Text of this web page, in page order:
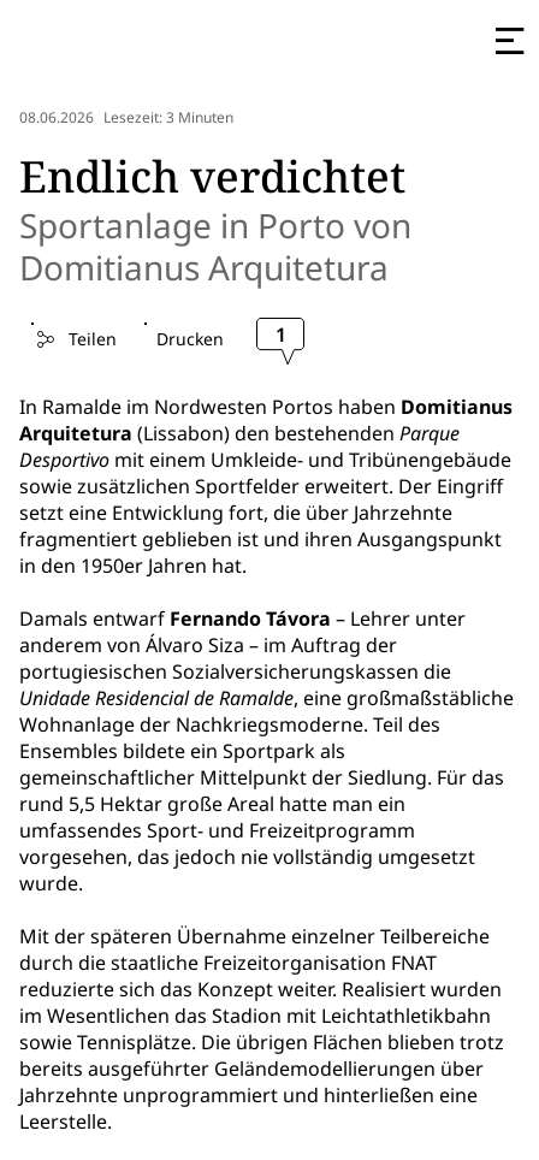
08.06.2026 Lesezeit: 3 Minuten
Endlich verdichtet
Sportanlage in Porto von
Domitianus Arquitetura
Teilen Drucken 1
In Ramalde im Nordwesten Portos haben Domitianus
Arquitetura (Lissabon) den bestehenden Parque
Desportivo mit einem Umkleide- und Tribünengebäude
sowie zusätzlichen Sportfelder erweitert. Der Eingriff
setzt eine Entwicklung fort, die über Jahrzehnte
fragmentiert geblieben ist und ihren Ausgangspunkt
in den 1950er Jahren hat.
Damals entwarf Fernando Távora – Lehrer unter
anderem von Álvaro Siza – im Auftrag der
portugiesischen Sozialversicherungskassen die
Unidade Residencial de Ramalde, eine großmaßstäbliche
Wohnanlage der Nachkriegsmoderne. Teil des
Ensembles bildete ein Sportpark als
gemeinschaftlicher Mittelpunkt der Siedlung. Für das
rund 5,5 Hektar große Areal hatte man ein
umfassendes Sport- und Freizeitprogramm
vorgesehen, das jedoch nie vollständig umgesetzt
wurde.
Mit der späteren Übernahme einzelner Teilbereiche
durch die staatliche Freizeitorganisation FNAT
reduzierte sich das Konzept weiter. Realisiert wurden
im Wesentlichen das Stadion mit Leichtathletikbahn
sowie Tennisplätze. Die übrigen Flächen blieben trotz
bereits ausgeführter Geländemodellierungen über
Jahrzehnte unprogrammiert und hinterließen eine
Leerstelle.